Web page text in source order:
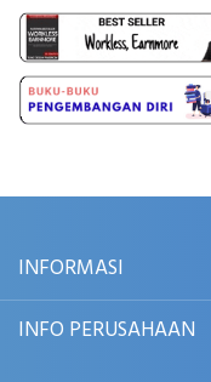
INFORMASI
INFO PERUSAHAAN